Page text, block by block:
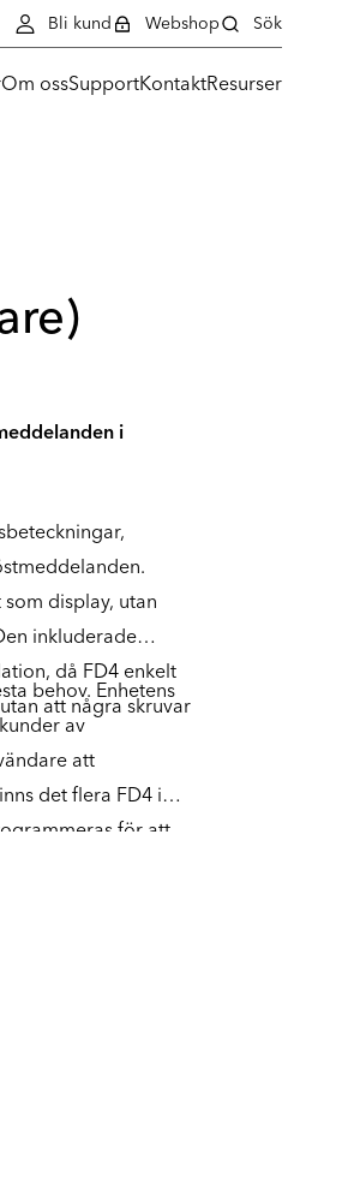
Om ossSupportKontaktResurser
Bli kund Webshop Sök
i
display, utan
inkluderade
då FD4 enkelt
att några skruvar
behov. Enhetens
av
att
det flera FD4 i
för att